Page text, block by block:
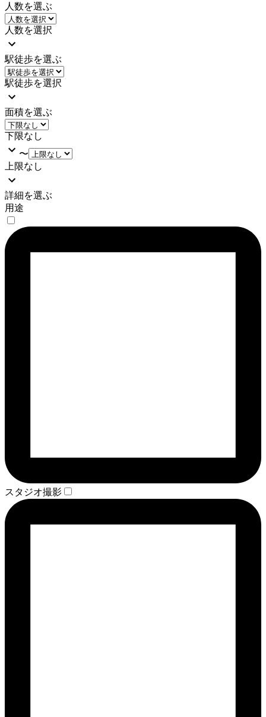
人数を選ぶ
人数を選択
駅徒歩を選ぶ
駅徒歩を選択
面積を選ぶ
下限なし
〜
上限なし
詳細を選ぶ
用途
スタジオ撮影